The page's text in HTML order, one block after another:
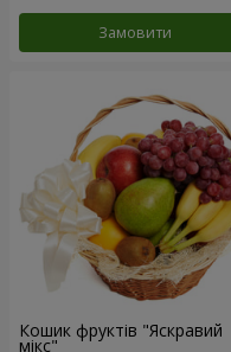
Замовити
Кошик фруктів "Яскравий
мікс"